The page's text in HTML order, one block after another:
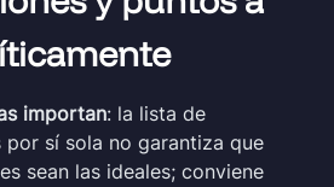
importan: la lista de
por sí sola no garantiza que
sean las ideales; conviene